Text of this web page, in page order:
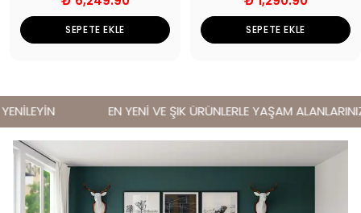
SEPETE EKLE SEPETE EKLE
EN YENİ VE ŞIK ÜRÜNLERLE YAŞAM